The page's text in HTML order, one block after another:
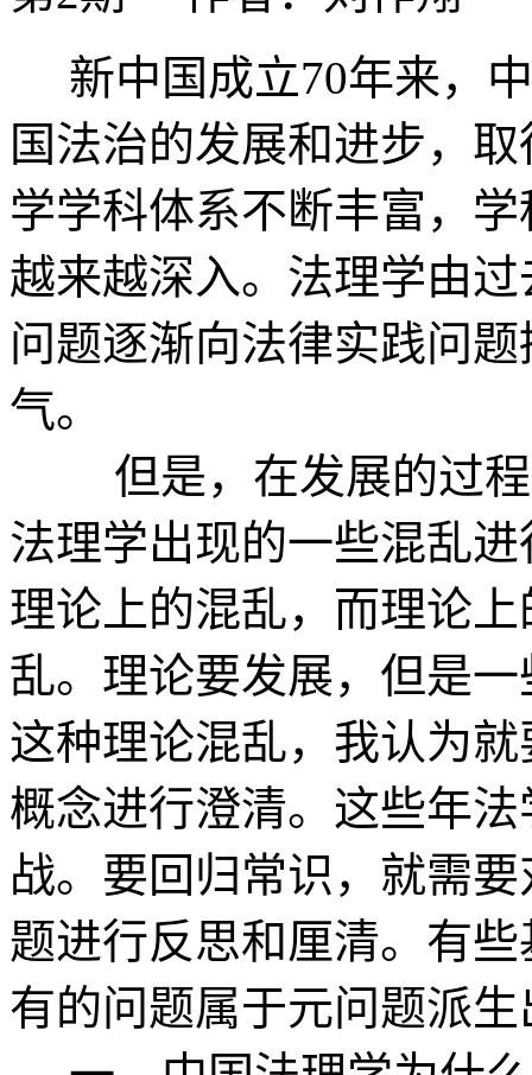
新中国成立70年来，
国法治的发展和进步，
学学科体系不断丰富，
越来越深入。法理学由
问题逐渐向法律实践问
气。
但是，在发展的过程
法理学出现的一些混乱
理论上的混乱，而理论
乱。理论要发展，但是
这种理论混乱，我认为
概念进行澄清。这些年
战。要回归常识，就需
题进行反思和厘清。有
有的问题属于元问题派